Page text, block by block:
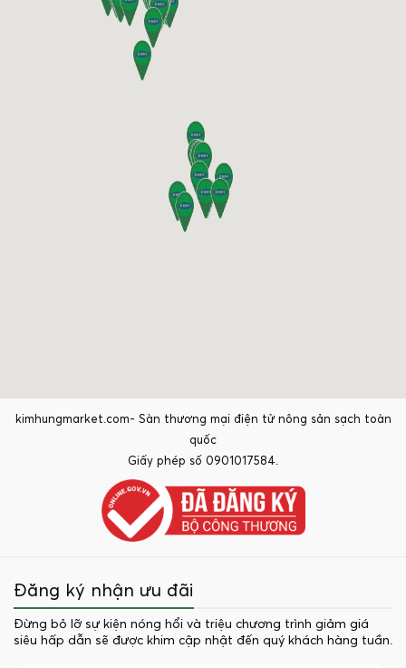
kimhungmarket.com- Sàn thương mại điện tử nông sản sạch toàn
quốc
Giấy phép số 0901017584.
Đăng ký nhận ưu đãi
Đừng bỏ lỡ sự kiện nóng hổi và triệu chương trình giảm giá
siêu hấp dẫn sẽ được khim cập nhật đến quý khách hàng tuần.